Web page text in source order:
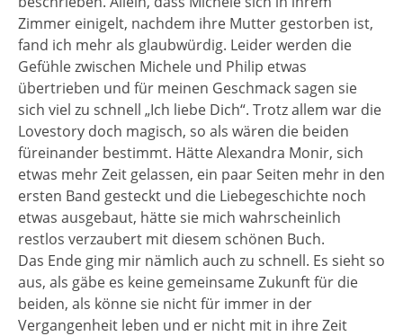
Zimmer einigelt, nachdem ihre Mutter gestorben ist,
fand ich mehr als glaubwürdig. Leider werden die
Gefühle zwischen Michele und Philip etwas
übertrieben und für meinen Geschmack sagen sie
sich viel zu schnell „Ich liebe Dich“. Trotz allem war die
Lovestory doch magisch, so als wären die beiden
füreinander bestimmt. Hätte Alexandra Monir, sich
etwas mehr Zeit gelassen, ein paar Seiten mehr in den
ersten Band gesteckt und die Liebegeschichte noch
etwas ausgebaut, hätte sie mich wahrscheinlich
restlos verzaubert mit diesem schönen Buch.
Das Ende ging mir nämlich auch zu schnell. Es sieht so
aus, als gäbe es keine gemeinsame Zukunft für die
beiden, als könne sie nicht für immer in der
Vergangenheit leben und er nicht mit in ihre Zeit